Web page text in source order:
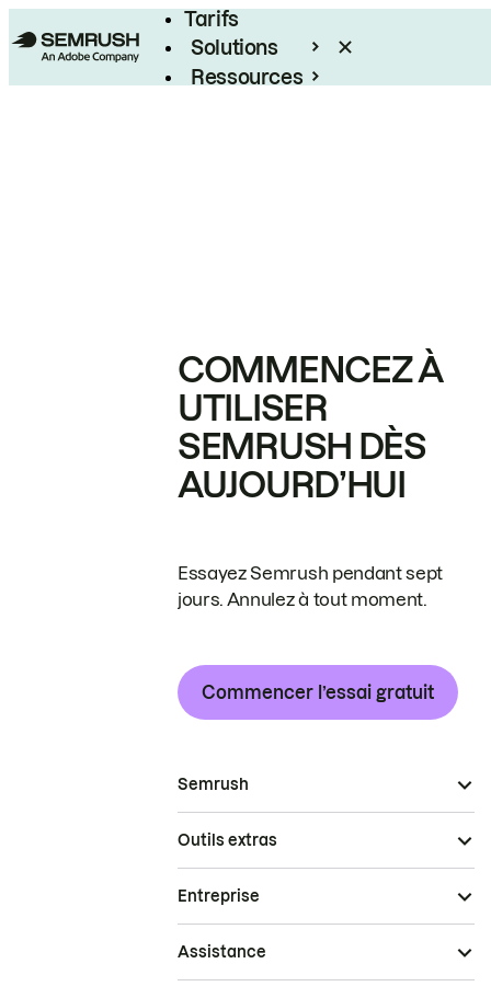
Tarifs
Solutions
Ressources
COMMENCEZ À
UTILISER
SEMRUSH DÈS
AUJOURD’HUI
Essayez Semrush pendant sept
jours. Annulez à tout moment.
Commencer l’essai gratuit
Semrush
Outils extras
Entreprise
Assistance